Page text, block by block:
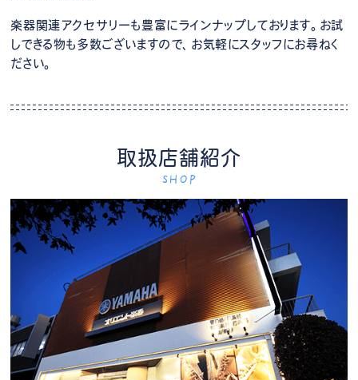
楽器関連アクセサリーも豊富にラインナップしております。お試
しできる物も多数ございますので、お気軽にスタッフにお尋ねく
ださい。
取扱店舗紹介
SHOP